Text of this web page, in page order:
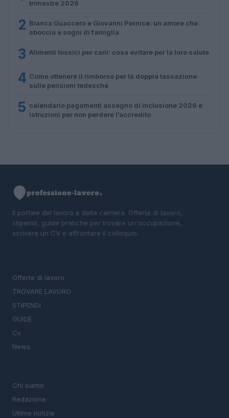
trimestre 2026
2 Bianca Guaccero e Giovanni Pernice: un amore che
sboccia e sogni di famiglia
3 Alimenti tossici per cani: cosa evitare per la loro salute
4 Come ottenere il rimborso per la doppia tassazione
sulle pensioni tedesche
5 calendario pagamenti assegno di inclusione 2026 e
istruzioni per non perdere l’accredito
Il portale del lavoro e della carriera. Offerte di lavoro,
stipendi, guide pratiche per trovare un'occupazione,
scrivere un CV e affrontare il colloquio.
Offerte di lavoro
TROVARE LAVORO
STIPENDI
GUIDE
Cv
News
Chi siamo
Redazione
Ultime notizie